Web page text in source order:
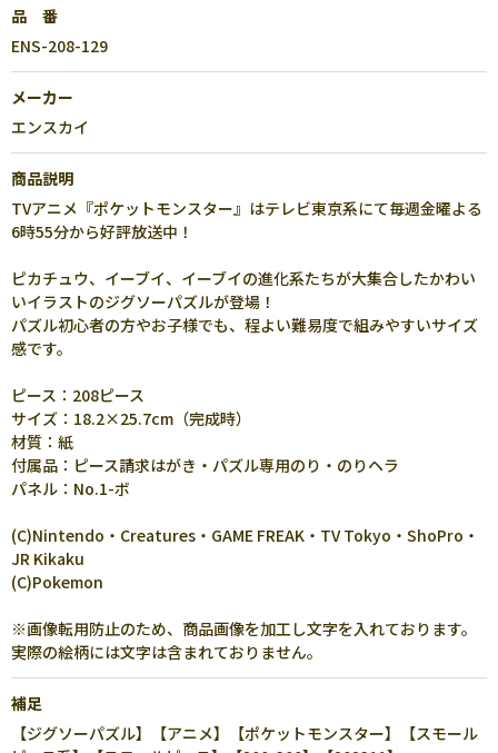
品 番
ENS-208-129
メーカー
エンスカイ
商品説明
TVアニメ『ポケットモンスター』はテレビ東京系にて毎週金曜よる
6時55分から好評放送中！
ピカチュウ、イーブイ、イーブイの進化系たちが大集合したかわい
いイラストのジグソーパズルが登場！
パズル初心者の方やお子様でも、程よい難易度で組みやすいサイズ
感です。
ピース：208ピース
サイズ：18.2×25.7cm（完成時）
材質：紙
付属品：ピース請求はがき・パズル専用のり・のりヘラ
パネル：No.1-ボ
(C)Nintendo・Creatures・GAME FREAK・TV Tokyo・ShoPro・
JR Kikaku
(C)Pokemon
※画像転用防止のため、商品画像を加工し文字を入れております。
実際の絵柄には文字は含まれておりません。
補足
【ジグソーパズル】【アニメ】【ポケットモンスター】【スモール